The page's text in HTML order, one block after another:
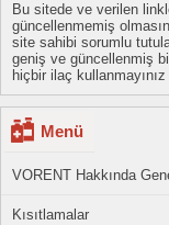
Bu sitede ve verilen
güncellenmemiş
site sahibi sorumlu
geniş ve güncellenmiş
hiçbir ilaç kullanmayınız
Menü
VORENT Hakkında
Kısıtlamalar